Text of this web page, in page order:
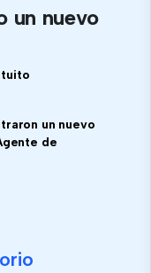
un nuevo
un nuevo
de